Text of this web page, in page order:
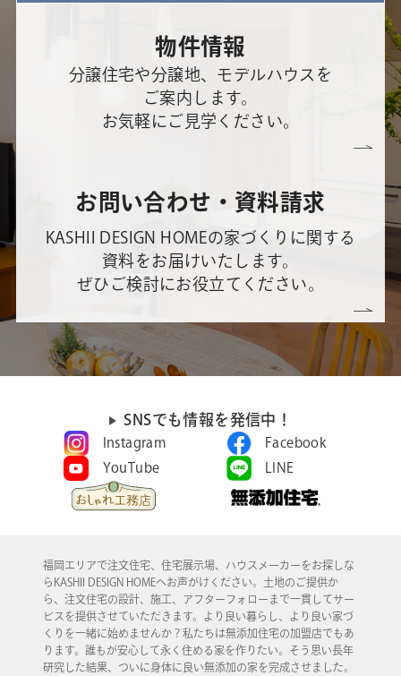
物件情報
分譲住宅や分譲地、モデルハウスを
ご案内します。
お気軽にご見学ください。
お問い合わせ・資料請求
KASHII DESIGN HOMEの家づくりに関する
資料をお届けいたします。
ぜひご検討にお役立てください。
SNSでも情報を発信中！
Instagram
Facebook
YouTube
LINE
福岡エリアで注文住宅、住宅展示場、ハウスメーカーをお探しな
らKASHII DESIGN HOMEへお声がけください。土地のご提供か
ら、注文住宅の設計、施工、アフターフォローまで一貫してサー
ビスを提供させていただきます。より良い暮らし、より良い家づ
くりを一緒に始めませんか？私たちは無添加住宅の加盟店でもあ
ります。誰もが安心して永く住める家を作りたい。そう思い長年
研究した結果、ついに身体に良い無添加の家を完成させました。